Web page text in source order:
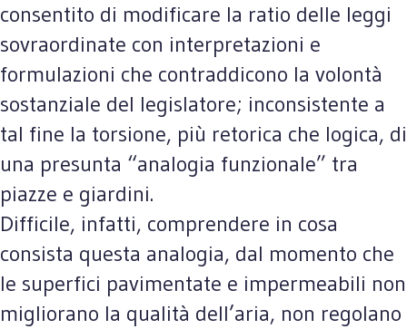
consentito di modificare la ratio delle leggi
sovraordinate con interpretazioni e
formulazioni che contraddicono la volontà
sostanziale del legislatore; inconsistente a
tal fine la torsione, più retorica che logica, di
una presunta “analogia funzionale” tra
piazze e giardini.
Difficile, infatti, comprendere in cosa
consista questa analogia, dal momento che
le superfici pavimentate e impermeabili non
migliorano la qualità dell’aria, non regolano